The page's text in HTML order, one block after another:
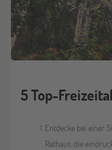
5 Top-
Entdecke bei einer
Rathaus, die